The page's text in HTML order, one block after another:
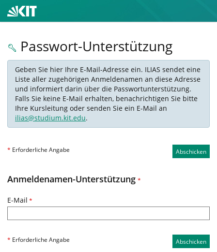
Passwort-Unterstützung
Geben Sie hier Ihre E-Mail-Adresse ein. ILIAS sendet eine
Liste aller zugehörigen Anmeldenamen an diese Adresse
und informiert darin über die Passwortunterstützung.
Falls Sie keine E-Mail erhalten, benachrichtigen Sie bitte
Ihre Kursleitung oder senden Sie ein E-Mail an
ilias@studium.kit.edu.
Abschicken
* Erforderliche Angabe
Anmeldenamen-Unterstützung *
E-Mail *
* Erforderliche Angabe Abschicken